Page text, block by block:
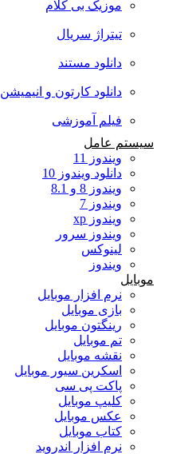
موزیک بی کلام
تیتراژ سریال
دانلود مستند
دانلود کارتون و انیمیشن
فیلم آموزشی
سیستم عامل
ویندوز 11
دانلود ویندوز 10
ویندوز 8 و 8.1
ویندوز 7
ویندوز xp
ویندوز سرور
لینوکس
ویندوز
موبایل
نرم افزار موبایل
بازی موبایل
رینگتون موبایل
تم موبایل
نقشه موبایل
اسکرین سیور موبایل
پاکت پی سی
کلیپ موبایل
عکس موبایل
کتاب موبایل
نرم افزار اندروید